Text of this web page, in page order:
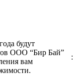
будут
ООО “Бир Бай”
вам
: